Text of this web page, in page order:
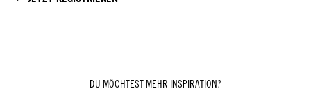
DU MÖCHTEST MEHR INSPIRATION?